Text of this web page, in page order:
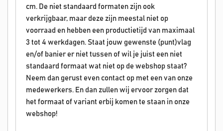
cm. De niet standaard formaten zijn ook
verkrijgbaar, maar deze zijn meestal niet op
voorraad en hebben een productietijd van maximaal
3 tot 4 werkdagen. Staat jouw gewenste (punt)vlag
en/of banier er niet tussen of wil je juist een niet
standaard formaat wat niet op de webshop staat?
Neem dan gerust even contact op met een van onze
medewerkers. En dan zullen wij ervoor zorgen dat
het formaat of variant erbij komen te staan in onze
webshop!